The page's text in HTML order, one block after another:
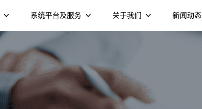
系统平台及服务
XMediaTV视频流媒体平台
XHome家庭设备管控平台
Cedar家庭AI智能体
关于我们
可持续发展
企业文化
新闻动态